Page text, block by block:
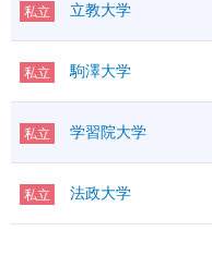
私立 立教大学
私立 駒澤大学
私立 学習院大学
私立 法政大学